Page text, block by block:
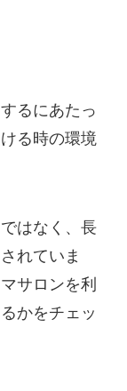
るにあたっ
る時の環境
はなく、長
れていま
サロンを利
かをチェッ